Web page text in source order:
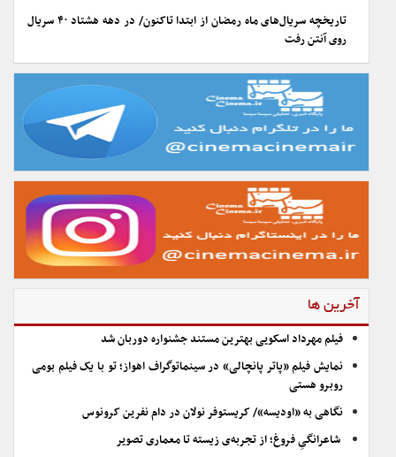
تاریخچه سریال‌های ماه رمضان از ابتدا تاکنون/ در دهه هشتاد ۴۰ سریال
روی آنتن رفت
آخرین ها
فیلم مهرداد اسکویی بهترین مستند جشنواره دوربان شد
نمایش فیلم «پاتر پانچالی» در سینماتوگراف اهواز؛ تو با یک فیلم بومی
روبرو هستی
نگاهی به «اودیسه»/ کریستوفر نولان در دام نفرین کرونوس
شاعرانگیِ فروغ؛ از تجربه‌ی زیسته تا معماری تصویر